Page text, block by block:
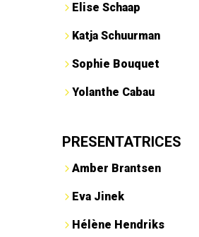
Elise Schaap
Katja Schuurman
Sophie Bouquet
Yolanthe Cabau
PRESENTATRICES
Amber Brantsen
Eva Jinek
Hélène Hendriks